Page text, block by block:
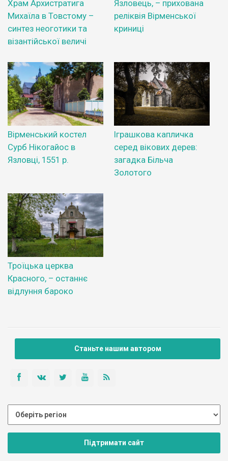
Храм Архистратига
Михаїла в Товстому –
синтез неоготики та
візантійської величі
Язловець, – прихована
реліквія Вірменської
криниці
Вірменський костел
Сурб Нікогайос в
Язловці, 1551 р.
Іграшкова капличка
серед вікових дерев:
загадка Більча
Золотого
Троїцька церква
Красного, – останнє
відлуння бароко
Станьте нашим автором
Підтримати сайт